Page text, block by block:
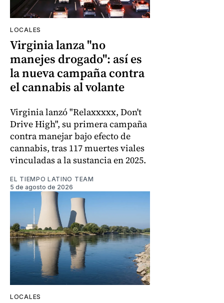
LOCALES
Virginia lanza "no
manejes drogado": así es
la nueva campaña contra
el cannabis al volante
Virginia lanzó "Relaxxxxx, Don't
Drive High", su primera campaña
contra manejar bajo efecto de
cannabis, tras 117 muertes viales
vinculadas a la sustancia en 2025.
EL TIEMPO LATINO TEAM
5 de agosto de 2026
LOCALES